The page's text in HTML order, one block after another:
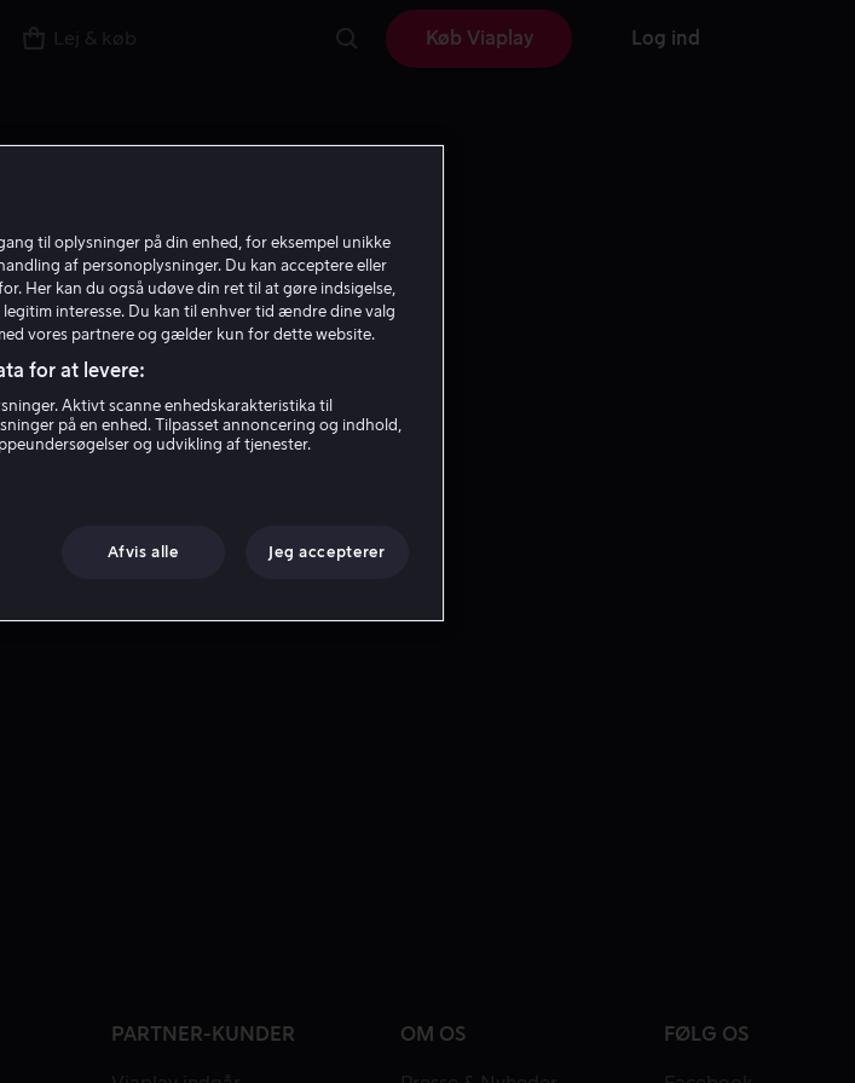
Lej & køb Køb Viaplay Log ind
J M
Mark
PARTNER-KUNDER OM OS FØLG OS
til oplysninger på din enhed, for eksempel unikke
af personoplysninger. Du kan acceptere eller
Her kan du også udøve din ret til at gøre indsigelse,
interesse. Du kan til enhver tid ændre dine valg
vores partnere og gælder kun for dette website.
for at levere:
Aktivt scanne enhedskarakteristika til
på en enhed. Tilpasset annoncering og indhold,
og udvikling af tjenester.
Afvis alle Jeg accepterer